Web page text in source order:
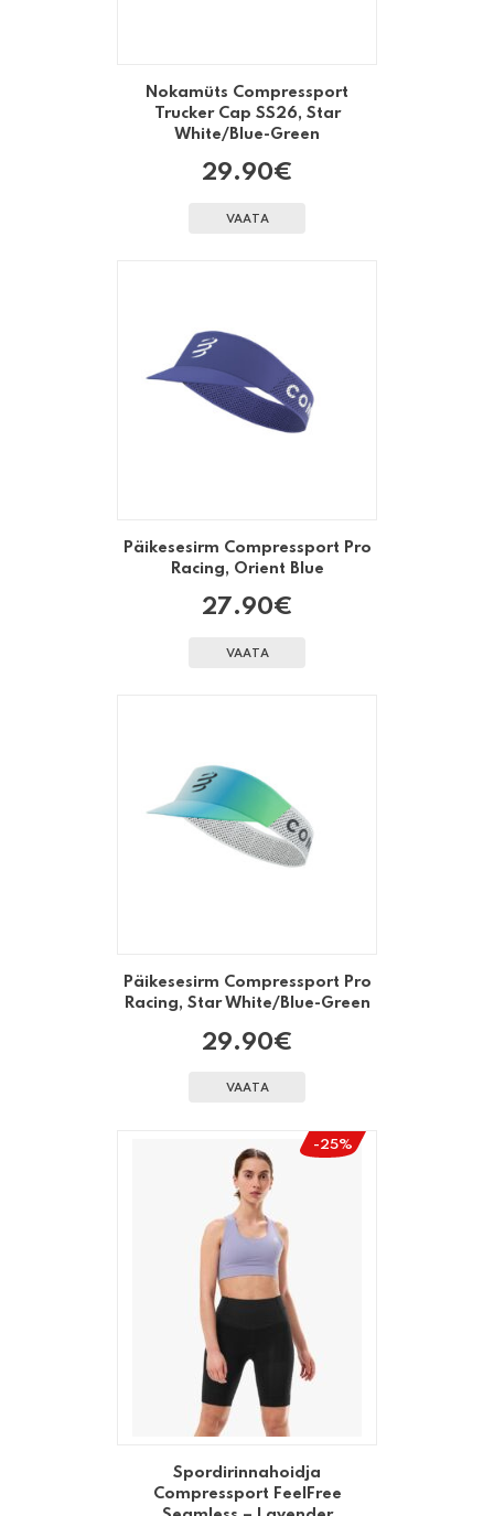
Nokamüts Compressport
Trucker Cap SS26, Star
White/Blue-Green
29.90€
VAATA
Päikesesirm Compressport Pro
Racing, Orient Blue
27.90€
VAATA
Päikesesirm Compressport Pro
Racing, Star White/Blue-Green
29.90€
VAATA
-25%
Spordirinnahoidja
Compressport FeelFree